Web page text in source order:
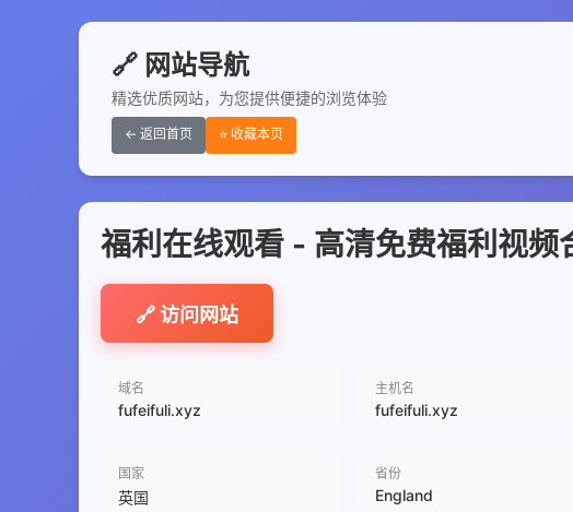
🔗 网站导航
精选优质网站，为您提供便捷的浏览体验
← 返回首页 ⭐ 收藏本页
福利在线观看 - 高清免费福利视频
🔗 访问网站
域名
fufeifuli.xyz
主机名
fufeifuli.xyz
国家
英国
省份
England